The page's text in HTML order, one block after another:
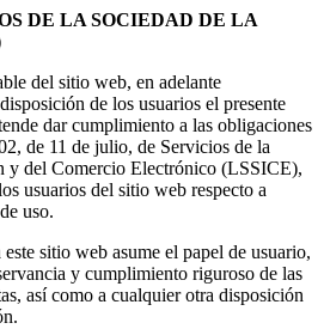
DE LA SOCIEDAD DE LA
del sitio web, en adelante
de los usuarios el presente
dar cumplimiento a las obligaciones
de 11 de julio, de Servicios de la
y del Comercio Electrónico (LSSICE),
usuarios del sitio web respecto a
uso.
sitio web asume el papel de usuario,
y cumplimiento riguroso de las
así como a cualquier otra disposición